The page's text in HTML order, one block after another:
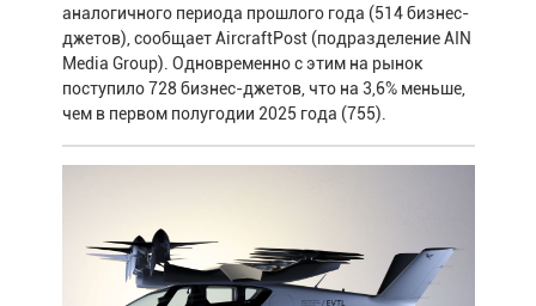
аналогичного периода прошлого года (514 бизнес-
джетов), сообщает AircraftPost (подразделение AIN
Media Group). Одновременно с этим на рынок
поступило 728 бизнес-джетов, что на 3,6% меньше,
чем в первом полугодии 2025 года (755).